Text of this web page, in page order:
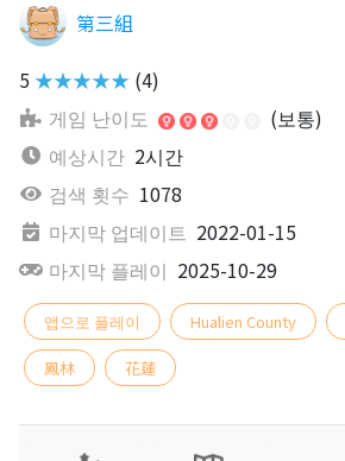
第三組
5 ★★★★★ (4)
게임 난이도
(보통)
예상시간 2시간
검색 횟수 1078
마지막 업데이트 2022-01-15
마지막 플레이 2025-10-29
앱으로 플레이 Hualien County
鳳林 花蓮